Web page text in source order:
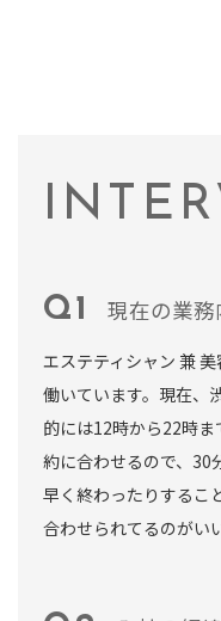
現在の業務
エステティシャン 兼
働いています。現在、
的には12時から22時
約に合わせるので、30
早く終わったりするこ
合わせられてるのがい